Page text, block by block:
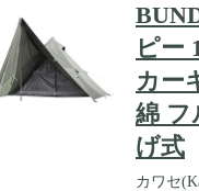
ピー
カー
綿 フ
げ式
カワセ